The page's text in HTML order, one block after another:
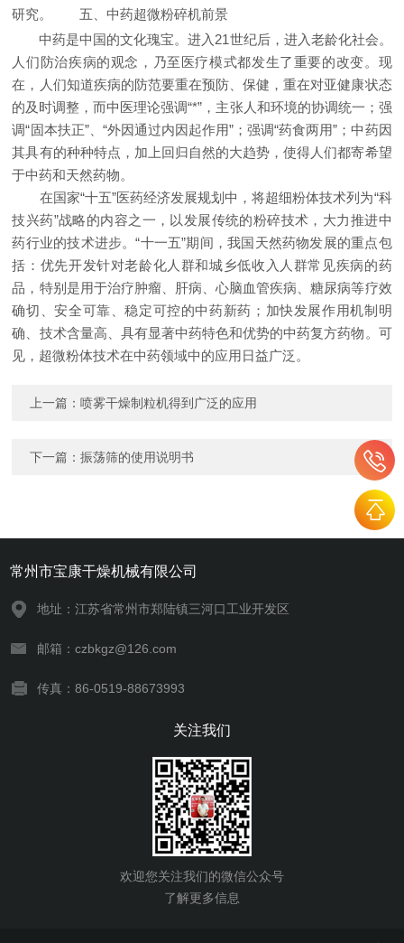
研究。 五、中药超微粉碎机前景
中药是中国的文化瑰宝。进入21世纪后，进入老龄化社会。
人们防治疾病的观念，乃至医疗模式都发生了重要的改变。现
在，人们知道疾病的防范要重在预防、保健，重在对亚健康状态
的及时调整，而中医理论强调“*”，主张人和环境的协调统一；强
调“固本扶正”、“外因通过内因起作用”；强调“药食两用”；中药因
其具有的种种特点，加上回归自然的大趋势，使得人们都寄希望
于中药和天然药物。
在国家“十五”医药经济发展规划中，将超细粉体技术列为“科
技兴药”战略的内容之一，以发展传统的粉碎技术，大力推进中
药行业的技术进步。“十一五”期间，我国天然药物发展的重点包
括：优先开发针对老龄化人群和城乡低收入人群常见疾病的药
品，特别是用于治疗肿瘤、肝病、心脑血管疾病、糖尿病等疗效
确切、安全可靠、稳定可控的中药新药；加快发展作用机制明
确、技术含量高、具有显著中药特色和优势的中药复方药物。可
见，超微粉体技术在中药领域中的应用日益广泛。
上一篇：喷雾干燥制粒机得到广泛的应用
下一篇：振荡筛的使用说明书
常州市宝康干燥机械有限公司
地址：江苏省常州市郑陆镇三河口工业开发区
邮箱：czbkgz@126.com
传真：86-0519-88673993
关注我们
欢迎您关注我们的微信公众号
了解更多信息